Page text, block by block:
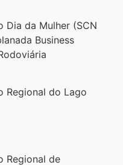
Dia da Mulher (SCN
Business
Regional do Lago
Regional de